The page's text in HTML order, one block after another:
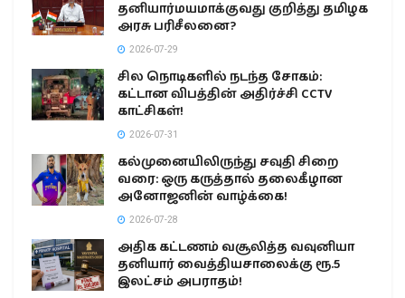
தனியார்மயமாக்குவது குறித்து தமிழக
அரசு பரிசீலனை?
2026-07-29
சில நொடிகளில் நடந்த சோகம்:
கட்டான விபத்தின் அதிர்ச்சி CCTV
காட்சிகள்!
2026-07-31
கல்முனையிலிருந்து சவுதி சிறை
வரை: ஒரு கருத்தால் தலைகீழான
அனோஜனின் வாழ்க்கை!
2026-07-28
அதிக கட்டணம் வசூலித்த வவுனியா
தனியார் வைத்தியசாலைக்கு ரூ.5
இலட்சம் அபராதம்!